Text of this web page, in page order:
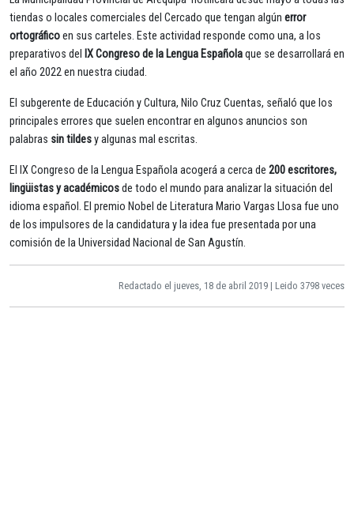
tiendas o locales comerciales del Cercado que tengan algún error
ortográficoen sus carteles. Este actividad responde como una, a los
preparativos del IX Congreso de la Lengua Españolaque se desarrollará en
el año 2022 en nuestra ciudad.
El subgerente de Educación y Cultura, Nilo Cruz Cuentas, señaló que los
principales errores que suelen encontrar en algunos anuncios son
palabras sin tildesy algunas mal escritas.
El IX Congreso de la Lengua Española acogerá a cerca de 200 escritores,
lingüistas y académicosde todo el mundo para analizar la situación del
idioma español. El premio Nobel de Literatura Mario Vargas Llosa fue uno
de los impulsores de la candidatura y la idea fue presentada por una
comisión de la Universidad Nacional de San Agustín.
Redactado el jueves, 18 de abril 2019 | Leido 3798 veces